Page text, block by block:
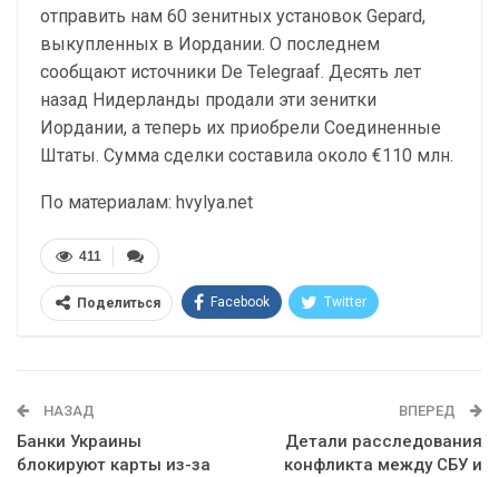
отправить нам 60 зенитных установок Gepard,
выкупленных в Иордании. О последнем
сообщают источники De Telegraaf. Десять лет
назад Нидерланды продали эти зенитки
Иордании, а теперь их приобрели Соединенные
Штаты. Сумма сделки составила около €110 млн.
По материалам: hvylya.net
411
Поделиться Facebook Twitter
НАЗАД
Банки Украины
блокируют карты из-за
ВПЕРЕД
Детали расследования
конфликта между СБУ и